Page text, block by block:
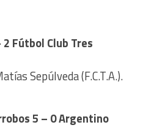
Fútbol Club Tres
Sepúlveda (F.C.T.A.).
5 – 0 Argentino